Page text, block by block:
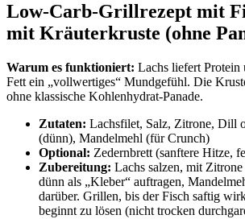
Low-Carb-Grillrezept mit
mit Kräuterkruste (ohne
Warum es funktioniert: Lachs liefert Protein
Fett ein „vollwertiges“ Mundgefühl. Die
ohne klassische Kohlenhydrat-Panade.
Zutaten: Lachsfilet, Salz, Zitrone, Dill
(dünn), Mandelmehl (für Crunch)
Optional: Zedernbrett (sanftere Hitze,
Zubereitung: Lachs salzen, mit
dünn als „Kleber“ auftragen,
darüber. Grillen, bis der Fisch saftig
beginnt zu lösen (nicht trocken